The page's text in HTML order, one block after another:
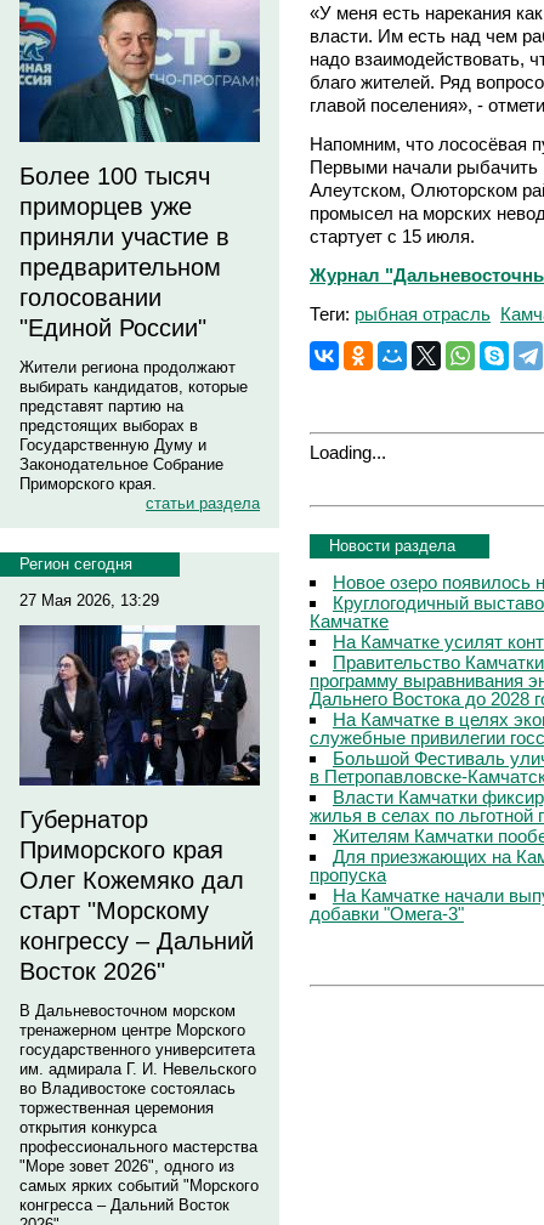
Более 100 тысяч
приморцев уже
приняли участие в
предварительном
голосовании
"Единой России"
Жители региона продолжают
выбирать кандидатов, которые
представят партию на
предстоящих выборах в
Государственную Думу и
Законодательное Собрание
Приморского края.
статьи раздела
Регион сегодня
27 Мая 2026, 13:29
Губернатор
Приморского края
Олег Кожемяко дал
старт "Морскому
конгрессу – Дальний
Восток 2026"
В Дальневосточном морском
тренажерном центре Морского
государственного университета
им. адмирала Г. И. Невельского
во Владивостоке состоялась
торжественная церемония
открытия конкурса
профессионального мастерства
"Море зовет 2026", одного из
самых ярких событий "Морского
конгресса – Дальний Восток
«У меня есть нарекания
власти. Им есть над чем
надо взаимодействовать,
благо жителей. Ряд
главой поселения», -
Напомним, что лососёвая
Первыми начали рыбачить
Алеутском, Олюторском
промысел на морских
стартует с 15 июля.
Журнал
Теги: рыбная отрасль
Loading...
Новости раздела
Новое озеро появилось
Круглогодичный
Камчатке
На Камчатке усилят
Правительство
программу выравнивания
Дальнего Востока до 2028
На Камчатке в целях
служебные привилегии
Большой Фестиваль
в Петропавловске-
Власти Камчатки
жилья в селах по льготной
Жителям Камчатки
Для приезжающих на
пропуска
На Камчатке начали
добавки "Омега-3"